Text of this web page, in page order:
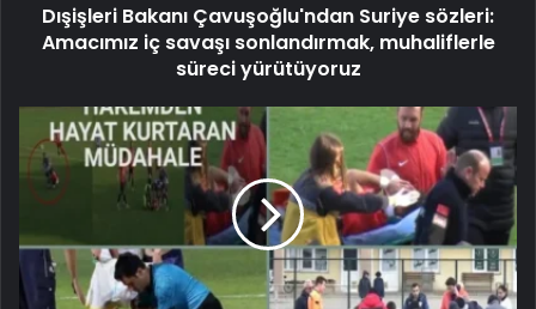
Dışişleri Bakanı Çavuşoğlu'ndan Suriye sözleri:
Amacımız iç savaşı sonlandırmak, muhaliflerle
süreci yürütüyoruz